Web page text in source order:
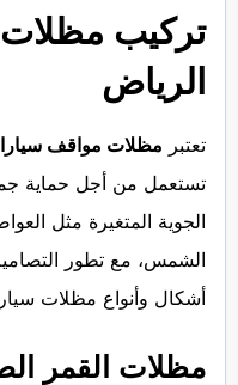
تركيب
الرياض
تعتبر مظلات مواقف
تستعمل من أجل حماية
الجوية المتغيرة مثل
الشمس، مع تطور
أشكال وأنواع مظلات
مظلات القمر